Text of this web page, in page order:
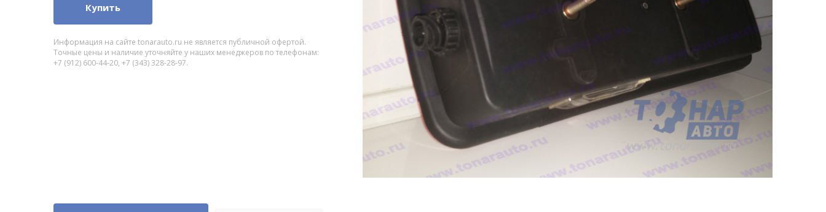
Купить
Информация на сайте tonarauto.ru не является публичной офертой.
Точные цены и наличие уточняйте у наших менеджеров по телефонам:
+7 (912) 600-44-20, +7 (343) 328-28-97.